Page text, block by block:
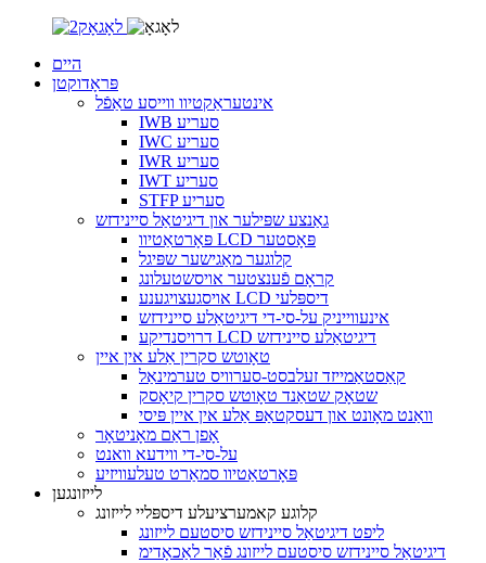
היים
פּראָדוקטן
אינטעראַקטיוו ווייסע טאַפֿל
IWB סעריע
IWC סעריע
IWR סעריע
IWT סעריע
STFP סעריע
גאַנצע שפּילער און דיגיטאַל סיינידזש
פּאָרטאַטיוו LCD פּאָסטער
קלוגער מאַגישער שפּיגל
קראָם פֿענצטער אויסשטעלונג
אויסגעצויגענע LCD דיספּלעי
אינעווייניק על-סי-די דיגיטאַלע סיינידזש
דרויסנדיקע LCD דיגיטאַלע סיינידזש
טאָוטש סקרין אַלע אין איין
קאַסטאַמייזד זעלבסט-סערוויס טערמינאַל
שטאָק שטאַנד טאָוטש סקרין קיאָסק
וואַנט מאָונט און דעסקטאַפּ אַלע אין איין פּיסי
אָפן ראַם מאָניטאָר
על-סי-די ווידעא וואנט
פּאָרטאַטיוו סמאַרט טעלעוויזיע
לייזונגען
קלוגע קאמערציעלע דיספּליי לייזונג
ליפט דיגיטאַל סיינידזש סיסטעם לייזונג
דיגיטאַל סיינידזש סיסטעם לייזונג פֿאַר לאַכאָדימ